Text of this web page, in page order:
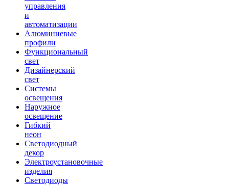
управления
и
автоматизации
Алюминиевые
профили
Функциональный
свет
Дизайнерский
свет
Системы
освещения
Наружное
освещение
Гибкий
неон
Светодиодный
декор
Электроустановочные
изделия
Светодиоды